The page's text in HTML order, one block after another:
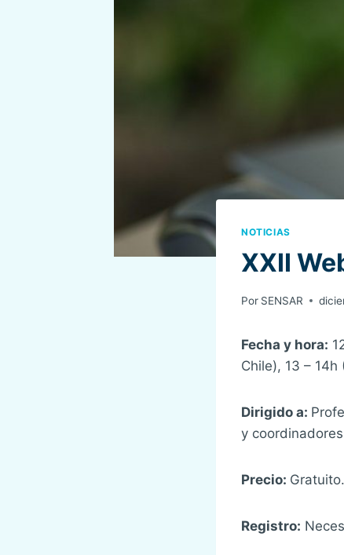
NOTICIAS
XXII
Por SENSAR
Fecha y hora:
Chile), 13 –
Dirigido a:
y
Precio: Gratuito.
Registro: